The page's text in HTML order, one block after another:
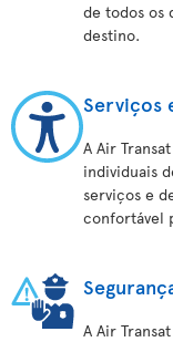
de todos os
destino.
Serviços
A Air
individuais
serviços e
confortável
A Air